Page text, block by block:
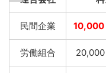
民間企業 10,000
労働組合